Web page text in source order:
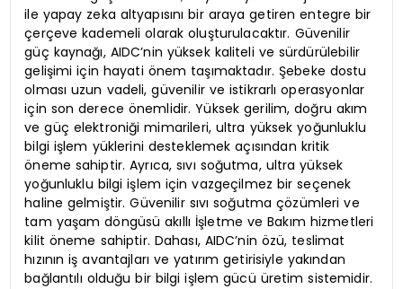
ile yapay zeka altyapısını bir araya getiren entegre bir
çerçeve kademeli olarak oluşturulacaktır. Güvenilir
güç kaynağı, AIDC’nin yüksek kaliteli ve sürdürülebilir
gelişimi için hayati önem taşımaktadır. Şebeke dostu
olması uzun vadeli, güvenilir ve istikrarlı operasyonlar
için son derece önemlidir. Yüksek gerilim, doğru akım
ve güç elektroniği mimarileri, ultra yüksek yoğunluklu
bilgi işlem yüklerini desteklemek açısından kritik
öneme sahiptir. Ayrıca, sıvı soğutma, ultra yüksek
yoğunluklu bilgi işlem için vazgeçilmez bir seçenek
haline gelmiştir. Güvenilir sıvı soğutma çözümleri ve
tam yaşam döngüsü akıllı İşletme ve Bakım hizmetleri
kilit öneme sahiptir. Dahası, AIDC’nin özü, teslimat
hızının iş avantajları ve yatırım getirisiyle yakından
bağlantılı olduğu bir bilgi işlem gücü üretim sistemidir.